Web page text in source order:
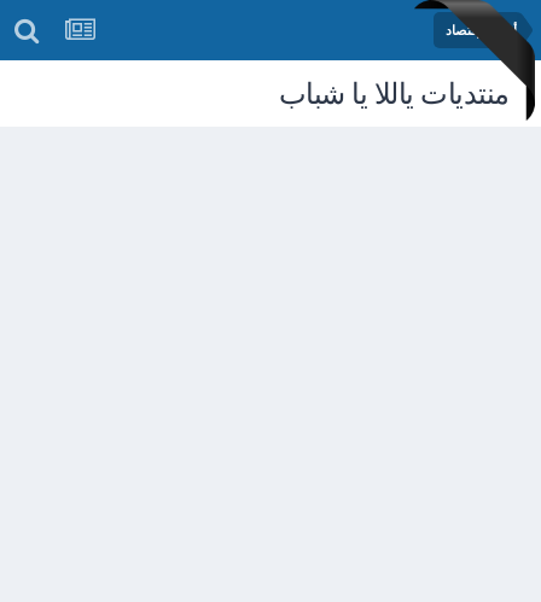
أخبار الإقتصاد
منتديات ياللا يا شباب